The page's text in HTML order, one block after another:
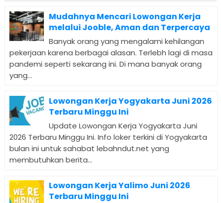
Mudahnya Mencari Lowongan Kerja
melalui Jooble, Aman dan Terpercaya
Banyak orang yang mengalami kehilangan
pekerjaan karena berbagai alasan. Terlebh lagi di masa
pandemi seperti sekarang ini. Di mana banyak orang
yang...
Lowongan Kerja Yogyakarta Juni 2026
Terbaru Minggu Ini
Update Lowongan Kerja Yogyakarta Juni
2026 Terbaru Minggu Ini. Info loker terkini di Yogyakarta
bulan ini untuk sahabat lebahndut.net yang
membutuhkan berita...
Lowongan Kerja Yalimo Juni 2026
Terbaru Minggu Ini